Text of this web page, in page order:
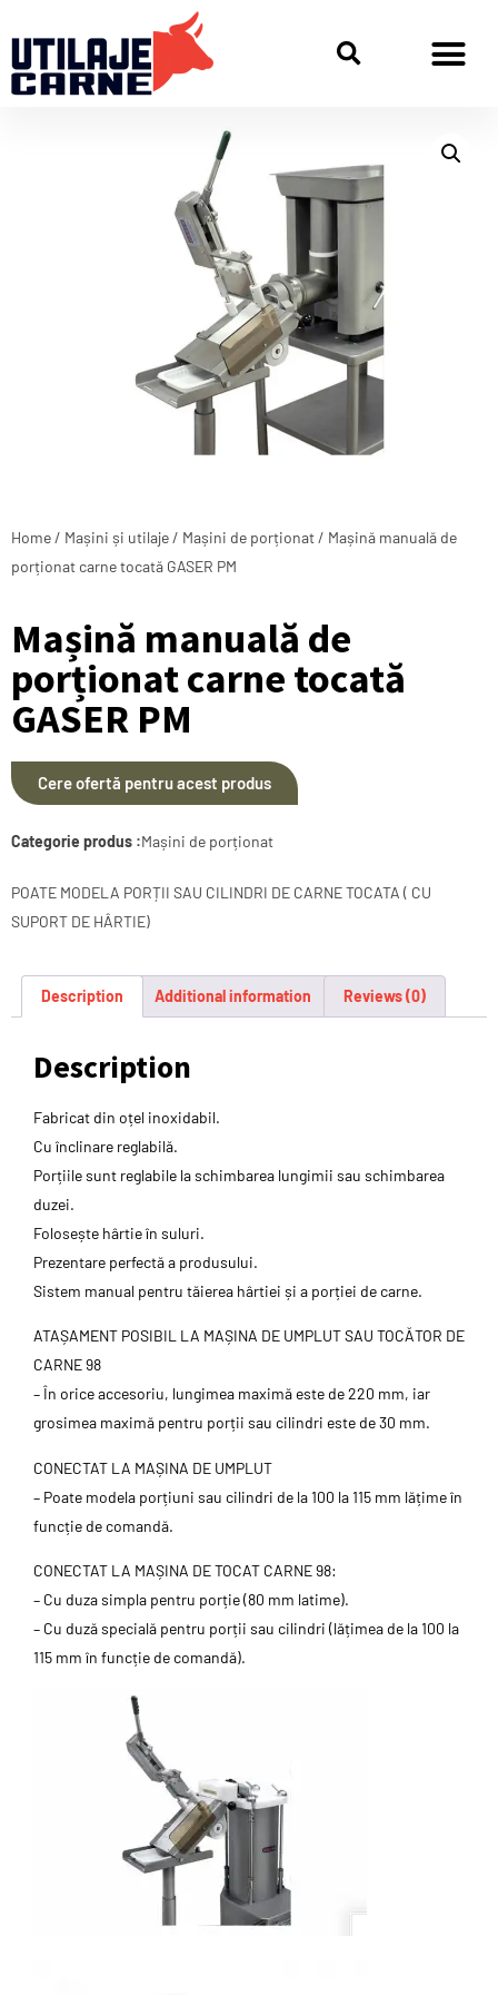
Home / Mașini și utilaje / Mașini de porționat / Mașină manuală de
porționat carne tocată GASER PM
Mașină manuală de
porționat carne tocată
GASER PM
Cere ofertă pentru acest produs
Categorie produs :Mașini de porționat
POATE MODELA PORȚII SAU CILINDRI DE CARNE TOCATA ( CU
SUPORT DE HÂRTIE)
Description Additional information Reviews (0)
Description
Fabricat din oțel inoxidabil.
Cu înclinare reglabilă.
Porțiile sunt reglabile la schimbarea lungimii sau schimbarea
duzei.
Folosește hârtie în suluri.
Prezentare perfectă a produsului.
Sistem manual pentru tăierea hârtiei și a porției de carne.
ATAȘAMENT POSIBIL LA MAȘINA DE UMPLUT SAU TOCĂTOR DE
CARNE 98
– În orice accesoriu, lungimea maximă este de 220 mm, iar
grosimea maximă pentru porții sau cilindri este de 30 mm.
CONECTAT LA MAȘINA DE UMPLUT
– Poate modela porțiuni sau cilindri de la 100 la 115 mm lățime în
funcție de comandă.
CONECTAT LA MAȘINA DE TOCAT CARNE 98:
– Cu duza simpla pentru porție (80 mm latime).
– Cu duză specială pentru porții sau cilindri (lățimea de la 100 la
115 mm în funcție de comandă).